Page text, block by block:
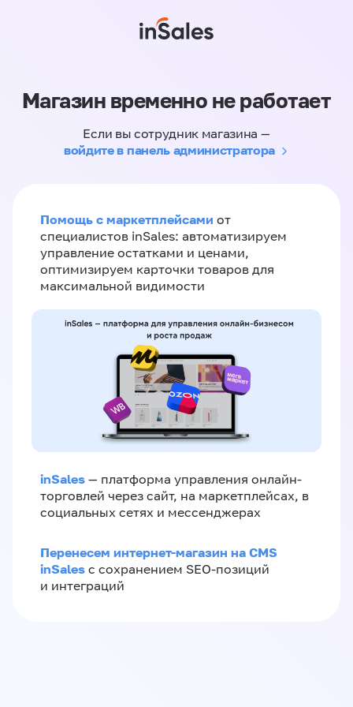
Магазин временно не работает
Если вы сотрудник магазина —
войдите в панель администратора
Помощь с маркетплейсами от
специалистов inSales: автоматизируем
управление остатками и ценами,
оптимизируем карточки товаров для
максимальной видимости
inSales — платформа управления онлайн-
торговлей через сайт, на маркетплейсах, в
социальных сетях и мессенджерах
Перенесем интернет-магазин на CMS
inSales с сохранением SEO-позиций
и интеграций